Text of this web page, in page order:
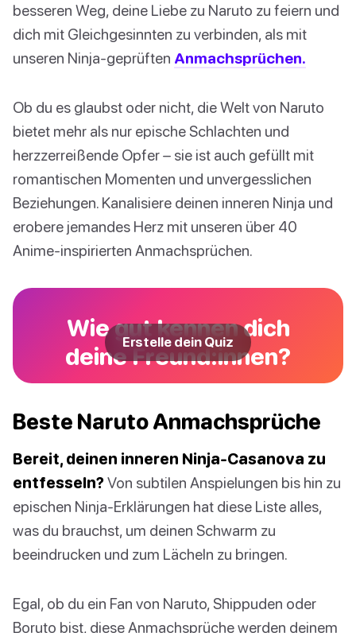
besseren Weg, deine Liebe zu Naruto zu feiern und
dich mit Gleichgesinnten zu verbinden, als mit
unseren Ninja-geprüften Anmachsprüchen.
Ob du es glaubst oder nicht, die Welt von Naruto
bietet mehr als nur epische Schlachten und
herzzerreißende Opfer – sie ist auch gefüllt mit
romantischen Momenten und unvergesslichen
Beziehungen. Kanalisiere deinen inneren Ninja und
erobere jemandes Herz mit unseren über 40
Anime-inspirierten Anmachsprüchen.
Wie gut kennen dich
deine Freund:innen?
Erstelle dein Quiz
Beste Naruto Anmachsprüche
Bereit, deinen inneren Ninja-Casanova zu
entfesseln?Von subtilen Anspielungen bis hin zu
epischen Ninja-Erklärungen hat diese Liste alles,
was du brauchst, um deinen Schwarm zu
beeindrucken und zum Lächeln zu bringen.
Egal, ob du ein Fan von Naruto, Shippuden oder
Boruto bist, diese Anmachsprüche werden deinem